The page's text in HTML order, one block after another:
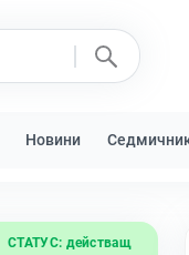
Новини
СТАТУС: действащ